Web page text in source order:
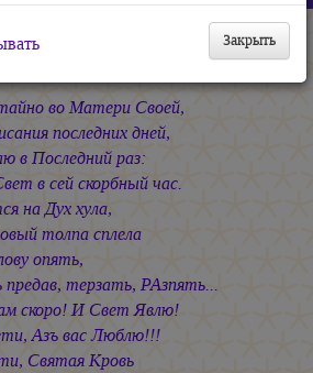
дети!
во Матери Своей,
последних дней,
в Последний раз:
в сей скорбный час.
на Дух хула,
толпа сплела
опять,
предав, терзать, РАзпять...
скоро! И Свет Явлю!
Азъ вас Люблю!!!
Святая Кровь
Закрыть